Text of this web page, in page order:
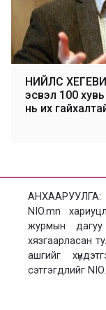
НИЙЛС
эсвэл 100
нь их
NIO.mn
журмын дагуу
хязгаарласан
ашгийг
сэтгэгдлийг